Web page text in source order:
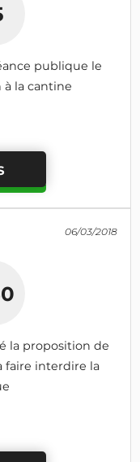
publique le
la cantine
06/03/2018
la proposition de
faire interdire la